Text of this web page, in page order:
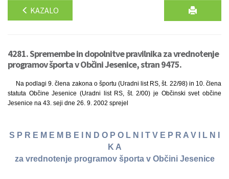
KAZALO
4281. Spremembe in dopolnitve pravilnika za vrednotenje
programov športa v Občini Jesenice, stran 9475.
Na podlagi 9. člena zakona o športu (Uradni list RS, št. 22/98) in 10. člena
statuta Občine Jesenice (Uradni list RS, št. 2/00) je Občinski svet občine
Jesenice na 43. seji dne 26. 9. 2002 sprejel
S P R E M E M B E I N D O P O L N I T V E P R A V I L N I
K A
za vrednotenje programov športa v Občini Jesenice